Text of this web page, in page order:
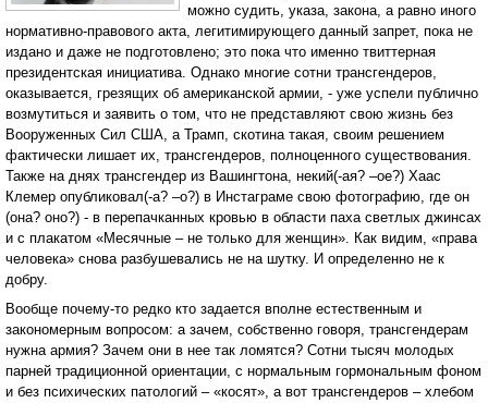
можно судить, указа, закона, а равно иного
нормативно-правового акта, легитимирующего данный запрет, пока не
издано и даже не подготовлено; это пока что именно твиттерная
президентская инициатива. Однако многие сотни трансгендеров,
оказывается, грезящих об американской армии, - уже успели публично
возмутиться и заявить о том, что не представляют свою жизнь без
Вооруженных Сил США, а Трамп, скотина такая, своим решением
фактически лишает их, трансгендеров, полноценного существования.
Также на днях трансгендер из Вашингтона, некий(-ая? –ое?) Хаас
Клемер опубликовал(-а? –о?) в Инстаграме свою фотографию, где он
(она? оно?) - в перепачканных кровью в области паха светлых джинсах
и с плакатом «Месячные – не только для женщин». Как видим, «права
человека» снова разбушевались не на шутку. И определенно не к
добру.
Вообще почему-то редко кто задается вполне естественным и
закономерным вопросом: а зачем, собственно говоря, трансгендерам
нужна армия? Зачем они в нее так ломятся? Сотни тысяч молодых
парней традиционной ориентации, с нормальным гормональным фоном
и без психических патологий – «косят», а вот трансгендеров – хлебом